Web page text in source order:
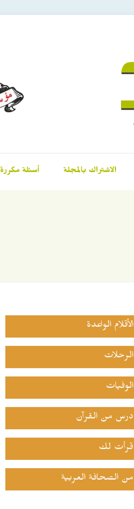
الاشتراك بالمجلة أسئلة مكررة
الأقلام الواعدة
الرحلات
الوفيات
درس من القرآن
قرأت لك
من الصحافة العربية